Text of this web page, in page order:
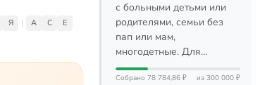
Я | A C
E
с больными детьми или
родителями, семьи без
пап или мам,
многодетные. Для…
Собрано 78 784,86 ₽ из 300 000 ₽